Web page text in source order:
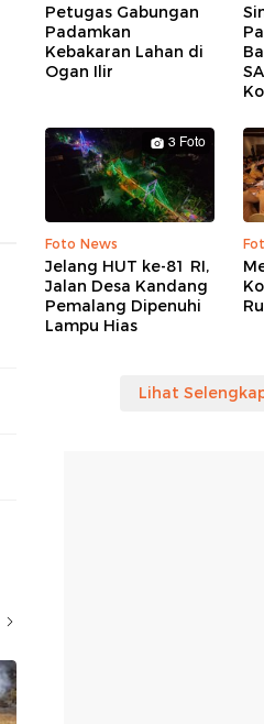
Petugas Gabungan
Padamkan
Kebakaran Lahan di
Ogan Ilir
3 Foto
Foto News
Jelang HUT ke-81 RI,
Jalan Desa Kandang
Pemalang Dipenuhi
Lampu Hias
Lihat